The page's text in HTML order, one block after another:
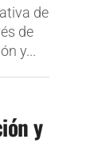
de
de
y...
y